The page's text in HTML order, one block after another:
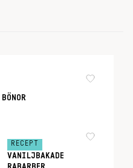
RECEPT
VANILJBAKADE